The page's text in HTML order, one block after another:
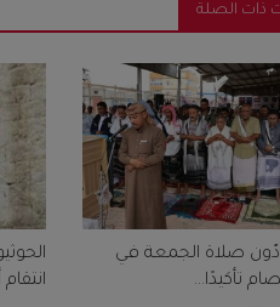
ذات الصلة
يؤدّون صلاة الجمعة في
تأكيدًا...